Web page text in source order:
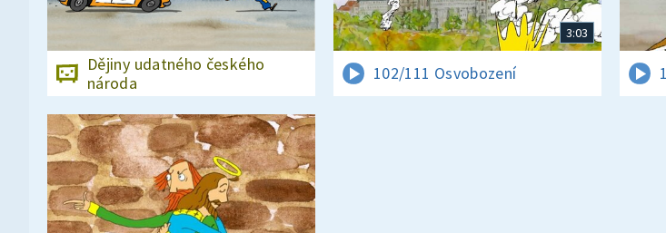
Dějiny udatného českého
národa
3:03
102/111 Osvobození